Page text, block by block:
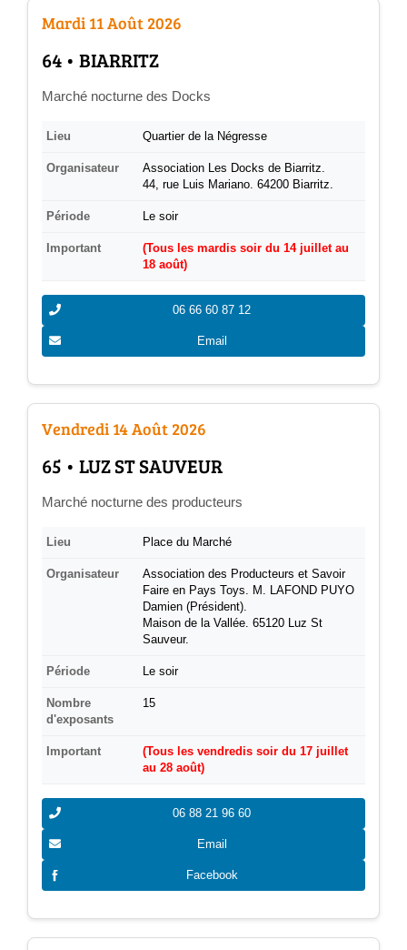
Mardi 11 Août 2026
­64 • BIARRITZ
Marché nocturne des Docks
Lieu Quartier de la Négresse
Organisateur
Association Les Docks de Biarritz.
44, rue Luis Mariano. 64200 Biarritz.
Période Le soir
Important
(Tous les mardis soir du 14 juillet au
18 août)
06 66 60 87 12
Email
Vendredi 14 Août 2026
­65 • LUZ ST SAUVEUR
Marché nocturne des producteurs
Lieu Place du Marché
Organisateur
Association des Producteurs et Savoir
Faire en Pays Toys. M. LAFOND PUYO
Damien (Président).
Maison de la Vallée. 65120 Luz St
Sauveur.
Période Le soir
Nombre
d'exposants
15
Important
(Tous les vendredis soir du 17 juillet
au 28 août)
06 88 21 96 60
Email
Facebook